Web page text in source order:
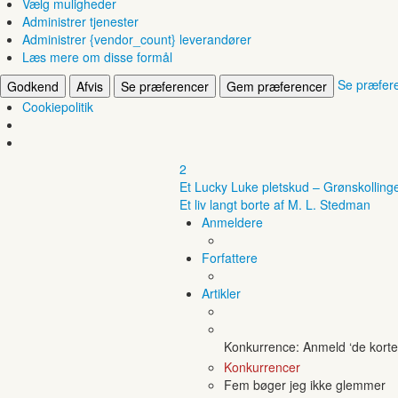
Vælg muligheder
Administrer tjenester
Administrer {vendor_count} leverandører
Læs mere om disse formål
Godkend
Afvis Se præferencer Gem præferencer Se
Cookiepolitik
2
Et Lucky Luke pletskud –
Et liv langt borte af M. L. Stedman
Anmeldere
Forfattere
Artikler
Konkurrence: Anmeld ‘de
Konkurrencer
Fem bøger jeg ikke glemmer